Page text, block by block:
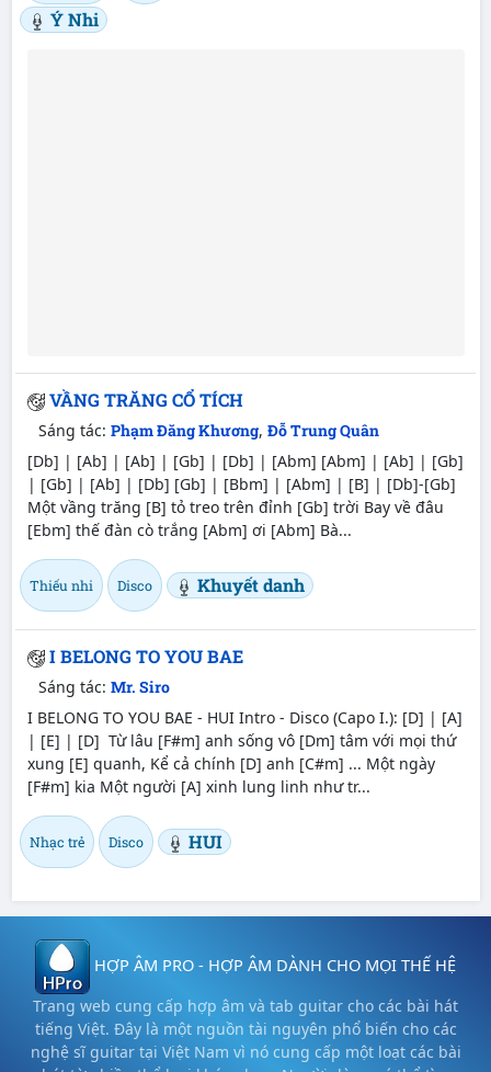
Ý Nhi
VẦNG TRĂNG CỔ TÍCH
Sáng tác: Phạm Đăng Khương, Đỗ Trung Quân
[Db] | [Ab] | [Ab] | [Gb] | [Db] | [Abm] [Abm] | [Ab] | [Gb]
| [Gb] | [Ab] | [Db] [Gb] | [Bbm] | [Abm] | [B] | [Db]-[Gb]
Một vầng trăng [B] tỏ treo trên đỉnh [Gb] trời Bay về đâu
[Ebm] thế đàn cò trắng [Abm] ơi [Abm] Bà...
Thiếu nhi Disco Khuyết danh
I BELONG TO YOU BAE
Sáng tác: Mr. Siro
I BELONG TO YOU BAE - HUI Intro - Disco (Capo I.): [D] | [A]
| [E] | [D] Từ lâu [F#m] anh sống vô [Dm] tâm với mọi thứ
xung [E] quanh, Kể cả chính [D] anh [C#m] ... Một ngày
[F#m] kia Một người [A] xinh lung linh như tr...
Nhạc trẻ Disco HUI
HỢP ÂM PRO - HỢP ÂM DÀNH CHO MỌI THẾ HỆ
Trang web cung cấp hợp âm và tab guitar cho các bài hát
tiếng Việt. Đây là một nguồn tài nguyên phổ biến cho các
nghệ sĩ guitar tại Việt Nam vì nó cung cấp một loạt các bài